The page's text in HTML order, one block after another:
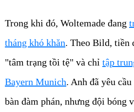
Trong khi đó, Woltemade đang
tháng khó khăn. Theo Bild, tiền
"tâm trạng tồi tệ" và chỉ tập
Bayern Munich. Anh đã yêu
bàn đàm phán, nhưng đội bóng